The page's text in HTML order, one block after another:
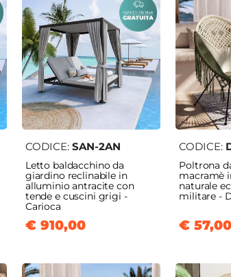
CODICE: SAN-2AN
Letto baldacchino da
giardino reclinabile in
alluminio antracite con
tende e cuscini grigi -
Carioca
€ 910,00
CODICE:
Poltrona
macramè
naturale
militare -
€ 57,00